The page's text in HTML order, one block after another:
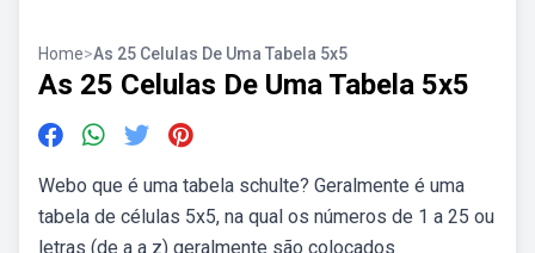
Home>As 25 Celulas De Uma Tabela 5x5
As 25 Celulas De Uma Tabela 5x5
Webo que é uma tabela schulte? Geralmente é uma
tabela de células 5x5, na qual os números de 1 a 25 ou
letras (de a a z) geralmente são colocados